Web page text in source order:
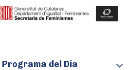
del Dia